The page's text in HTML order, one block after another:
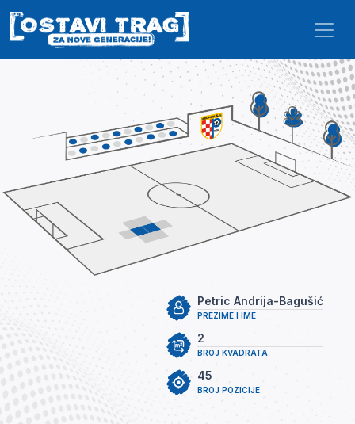
Skip to main content
PREZIME I IME
Petric Andrija-Bagušić
BROJ KVADRATA
2
BROJ POZICIJE
45